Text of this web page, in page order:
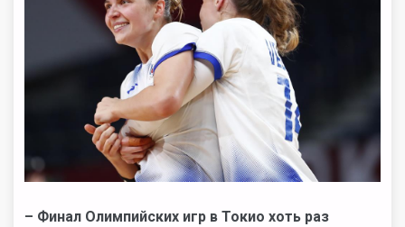
– Финал Олимпийских игр в Токио хоть раз